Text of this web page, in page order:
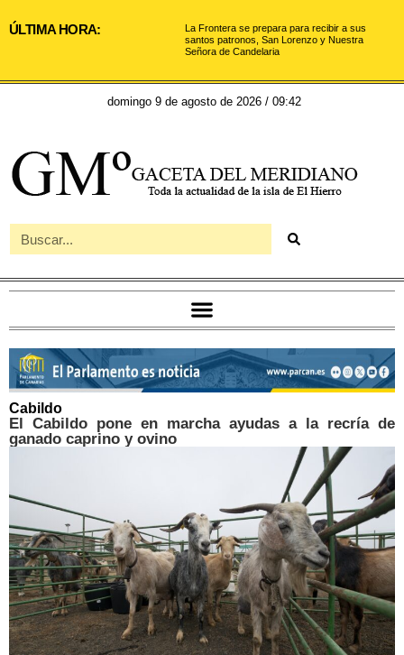
ÚLTIMA HORA:
La Frontera se prepara para recibir a sus
santos patronos, San Lorenzo y Nuestra
Señora de Candelaria
domingo 9 de agosto de 2026 / 09:42
Cabildo
El Cabildo pone en marcha ayudas a la recría de
ganado caprino y ovino